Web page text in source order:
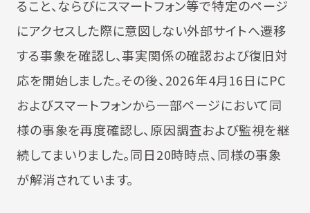
ること、ならびにスマートフォン等で特定のページ
にアクセスした際に意図しない外部サイトへ遷移
する事象を確認し、事実関係の確認および復旧対
応を開始しました。その後、2026年4月16日にPC
およびスマートフォンから一部ページにおいて同
様の事象を再度確認し、原因調査および監視を継
続してまいりました。同日20時時点、同様の事象
が解消されています。